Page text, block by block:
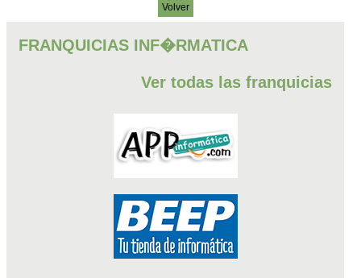
Volver
FRANQUICIAS INF�RMATICA
Ver todas las franquicias